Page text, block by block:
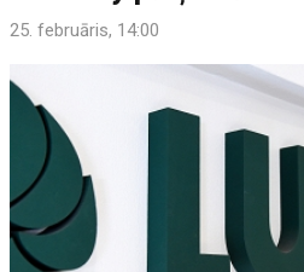
25. februāris, 14:00